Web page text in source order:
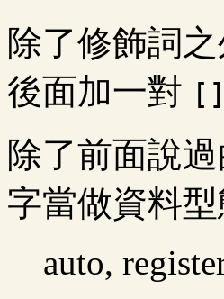
除了修飾詞
後面加一對 []
除了前面說
字當做資料
auto,